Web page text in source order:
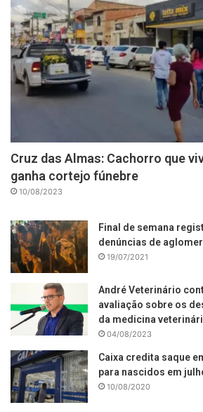
Cruz das Almas: Cachorro que
ganha cortejo fúnebre
10/08/2023
Final de semana
denúncias de
19/07/2021
André Veterinário
avaliação sobre os
da medicina
04/08/2023
Caixa credita saque
para nascidos em
10/08/2020